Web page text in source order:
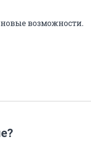
возможности.